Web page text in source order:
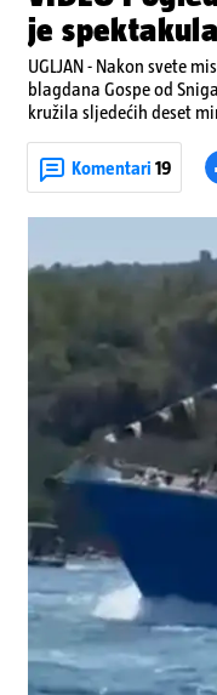
je
UGLJAN - Nakon svete
blagdana Gospe od
kružila sljedećih deset
upaljenim bakljama. Na
višestoljetnoj tradiciji,
Komentari 19